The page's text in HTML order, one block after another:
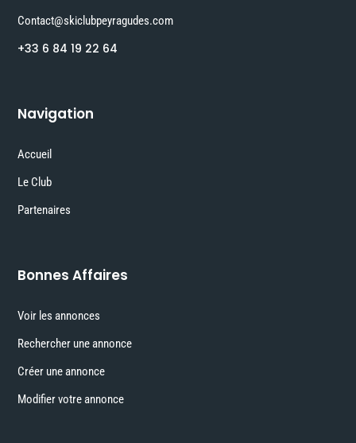
Contact@skiclubpeyragudes.com
+33 6 84 19 22 64
Navigation
Accueil
Le Club
Partenaires
Bonnes Affaires
Voir les annonces
Rechercher une annonce
Créer une annonce
Modifier votre annonce